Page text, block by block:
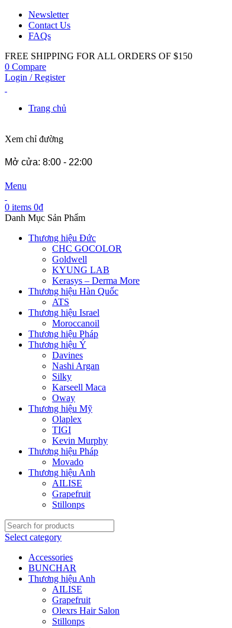
Newsletter
Contact Us
FAQs
FREE SHIPPING FOR ALL ORDERS OF $150
0 Compare
Login / Register
Trang chủ
Xem chỉ đường
Mở cửa: 8:00 - 22:00
Menu
0 items 0₫
Danh Mục Sản Phẩm
Thương hiệu Đức
CHC GOCOLOR
Goldwell
KYUNG LAB
Kerasys – Derma More
Thương hiệu Hàn Quốc
ATS
Thương hiệu Israel
Moroccanoil
Thương hiệu Pháp
Thương hiệu Ý
Davines
Nashi Argan
Silky
Karseell Maca
Oway
Thương hiệu Mỹ
Olaplex
TIGI
Kevin Murphy
Thương hiệu Pháp
Movado
Thương hiệu Anh
AILISE
Grapefruit
Stillonps
Select category
Accessories
BUNCHAR
Thương hiệu Anh
AILISE
Grapefruit
Olexrs Hair Salon
Stillonps